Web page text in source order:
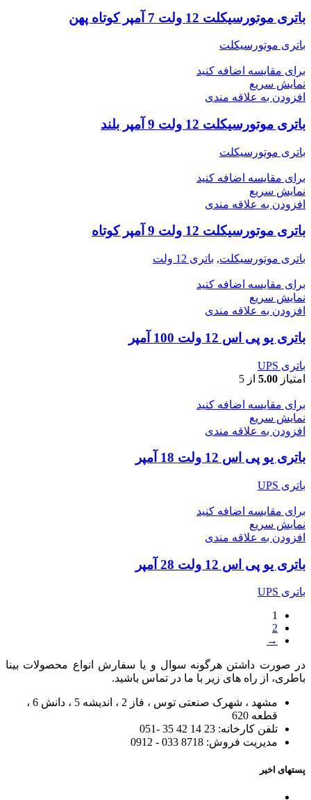
باتری موتورسیکلت 12 ولت 7 آمپر کوتاه پهن
باتری موتورسیکلت
برای مقایسه اضافه کنید
نمایش سریع
افزودن به علاقه مندی
باتری موتورسیکلت 12 ولت 9 آمپر بلند
باتری موتورسیکلت
برای مقایسه اضافه کنید
نمایش سریع
افزودن به علاقه مندی
باتری موتورسیکلت 12 ولت 9 آمپر کوتاه
باتری موتورسیکلت, باتری 12 ولت
برای مقایسه اضافه کنید
نمایش سریع
افزودن به علاقه مندی
باتری یو پی اس 12 ولت 100 آمپر
باتری UPS
امتیاز 5.00 از 5
برای مقایسه اضافه کنید
نمایش سریع
افزودن به علاقه مندی
باتری یو پی اس 12 ولت 18 آمپر
باتری UPS
برای مقایسه اضافه کنید
نمایش سریع
افزودن به علاقه مندی
باتری یو پی اس 12 ولت 28 آمپر
باتری UPS
1
2
→
در صورت داشتن هرگونه سوال و یا سفارش انواع محصولات بینا
باطری، از راه های زیر با ما در تماس باشید.
مشهد ، شهرک صنعتی توس ، فاز 2 ، اندیشه 5 ، دانش 6 ،
قطعه 620
تلفن کارخانه: 23 14 42 35 -051
مدیریت فروش: 8718 033 - 0912
پستهای اخیر